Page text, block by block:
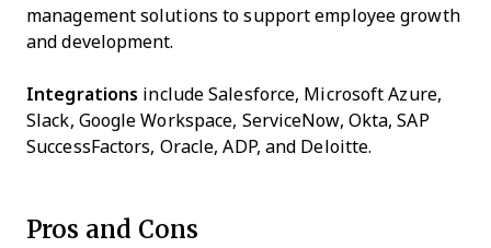
management solutions to support employee growth
and development.
Integrations include Salesforce, Microsoft Azure,
Slack, Google Workspace, ServiceNow, Okta, SAP
SuccessFactors, Oracle, ADP, and Deloitte.
Pros and Cons